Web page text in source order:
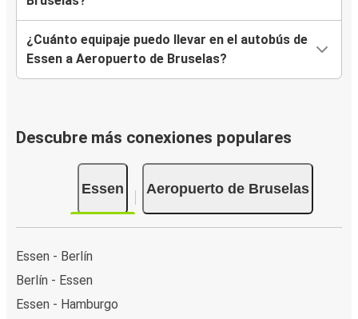
¿Cuánto equipaje puedo llevar en el autobús de
Essen a Aeropuerto de Bruselas?
Descubre más conexiones populares
Essen Aeropuerto de Bruselas
Essen - Berlín
Berlín - Essen
Essen - Hamburgo